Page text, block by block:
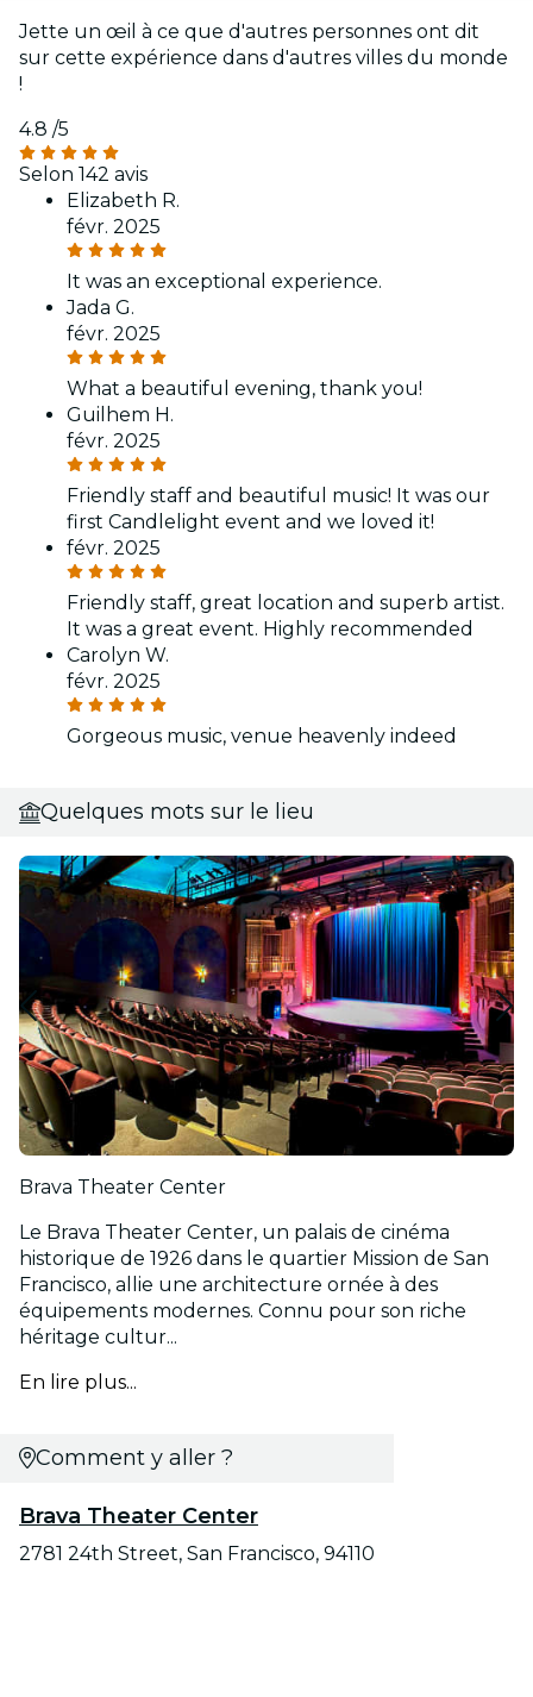
Jette un œil à ce que d'autres personnes ont dit
sur cette expérience dans d'autres villes du monde
!
4.8 /5
Selon 142 avis
Elizabeth R.
févr. 2025
It was an exceptional experience.
Jada G.
févr. 2025
What a beautiful evening, thank you!
Guilhem H.
févr. 2025
Friendly staff and beautiful music! It was our
first Candlelight event and we loved it!
févr. 2025
Friendly staff, great location and superb artist.
It was a great event. Highly recommended
Carolyn W.
févr. 2025
Gorgeous music, venue heavenly indeed
Quelques mots sur le lieu
Brava Theater Center
Le Brava Theater Center, un palais de cinéma
historique de 1926 dans le quartier Mission de San
Francisco, allie une architecture ornée à des
équipements modernes. Connu pour son riche
héritage cultur...
En lire plus...
Comment y aller ?
Brava Theater Center
2781 24th Street, San Francisco, 94110